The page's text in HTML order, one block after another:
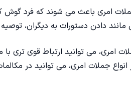
امری باعث می شوند که فرد گوش
دادن دستورات به دیگران،
امری، می توانید ارتباط قوی تری
جملات امری، می توانید در